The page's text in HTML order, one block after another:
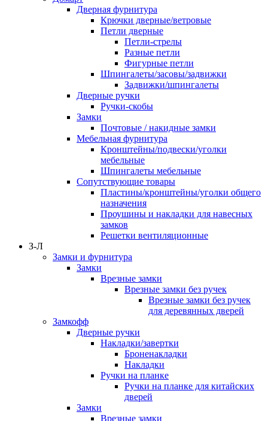
Дверная фурнитура
Крючки дверные/ветровые
Петли дверные
Петли-стрелы
Разные петли
Фигурные петли
Шпингалеты/засовы/задвижки
Задвижки/шпингалеты
Дверные ручки
Ручки-скобы
Замки
Почтовые / накидные замки
Мебельная фурнитура
Кронштейны/подвески/уголки
мебельные
Шпингалеты мебельные
Сопутствующие товары
Пластины/кронштейны/уголки общего
назначения
Проушины и накладки для навесных
замков
Решетки вентиляционные
З-Л
Замки и фурнитура
Замки
Врезные замки
Врезные замки без ручек
Врезные замки без ручек
для деревянных дверей
Замкофф
Дверные ручки
Накладки/завертки
Броненакладки
Накладки
Ручки на планке
Ручки на планке для китайских
дверей
Замки
Врезные замки